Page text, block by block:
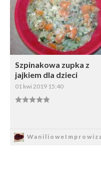
Szpinakowa zupka z
jajkiem dla dzieci
01 kwi 2019 15:40
Wybierz